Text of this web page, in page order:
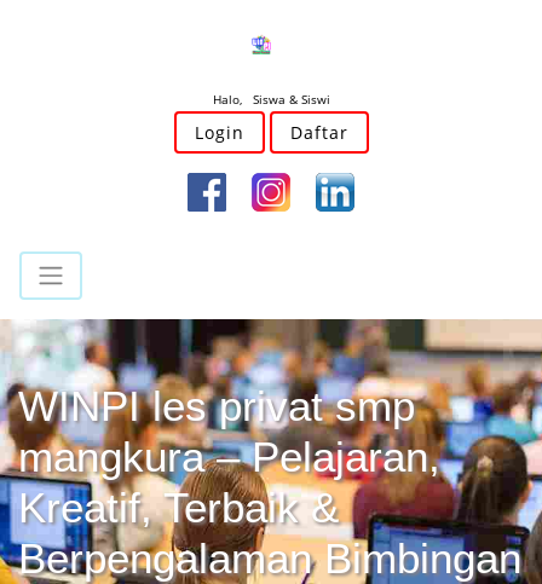
Halo, Siswa & Siswi
Login Daftar
WINPI les privat smp
mangkura – Pelajaran,
Kreatif, Terbaik &
Berpengalaman Bimbingan